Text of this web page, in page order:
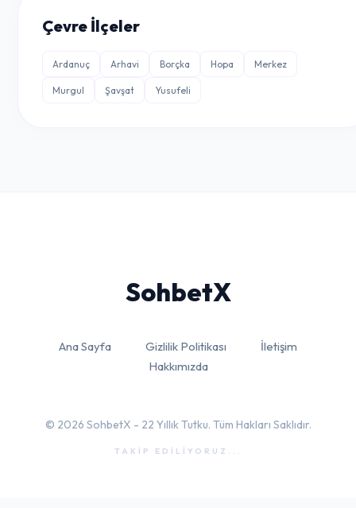
Çevre İlçeler
Ardanuç Arhavi Borçka Hopa Merkez
Murgul Şavşat Yusufeli
SohbetX
Ana Sayfa Gizlilik Politikası
İletişim
Hakkımızda
© 2026 SohbetX - 22 Yıllık Tutku. Tüm Hakları Saklıdır.
TAKİP EDİLİYORUZ...